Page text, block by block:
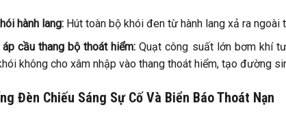
hành lang:Hút toàn bộ khói đen từ hành lang xả ra ngoài
áp cầu thang bộ thoát hiểm: Quạt công suất lớn bơm khí
không cho xâm nhập vào thang thoát hiểm, tạo đường
Đèn Chiếu Sáng Sự Cố Và Biển Báo Thoát Nạn